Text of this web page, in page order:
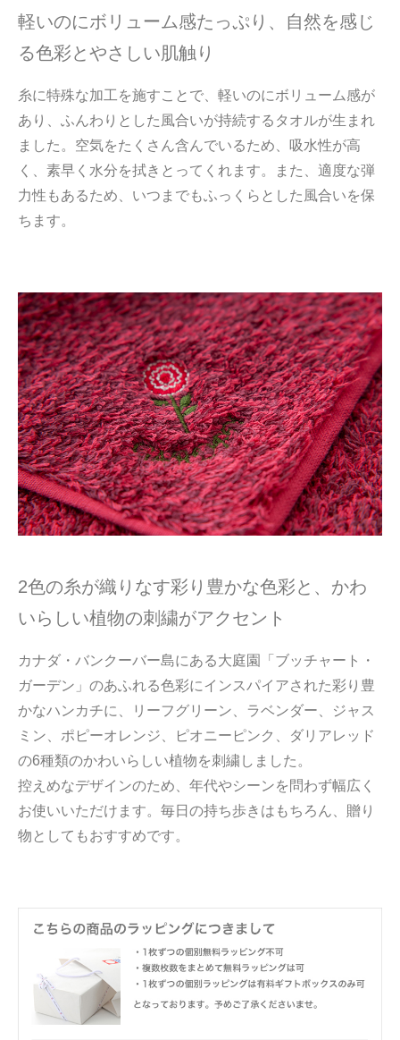
軽いのにボリューム感たっぷり、自然を感じ
る色彩とやさしい肌触り
糸に特殊な加工を施すことで、軽いのにボリューム感が
あり、ふんわりとした風合いが持続するタオルが生まれ
ました。空気をたくさん含んでいるため、吸水性が高
く、素早く水分を拭きとってくれます。また、適度な弾
力性もあるため、いつまでもふっくらとした風合いを保
ちます。
2色の糸が織りなす彩り豊かな色彩と、かわ
いらしい植物の刺繍がアクセント
カナダ・バンクーバー島にある大庭園「ブッチャート・
ガーデン」のあふれる色彩にインスパイアされた彩り豊
かなハンカチに、リーフグリーン、ラベンダー、ジャス
ミン、ポピーオレンジ、ピオニーピンク、ダリアレッド
の6種類のかわいらしい植物を刺繍しました。
控えめなデザインのため、年代やシーンを問わず幅広く
お使いいただけます。毎日の持ち歩きはもちろん、贈り
物としてもおすすめです。